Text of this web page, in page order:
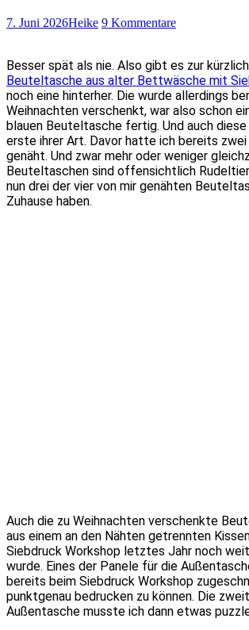
7. Juni 2026Heike 9 Kommentare
Besser spät als nie. Also gibt es zur
Beuteltasche aus alter Bettwäsche mit
noch eine hinterher. Die wurde allerdings
Weihnachten verschenkt, war also schon
blauen Beuteltasche fertig. Und auch
erste ihrer Art. Davor hatte ich bereits
genäht. Und zwar mehr oder weniger
Beuteltaschen sind offensichtlich
nun drei der vier von mir genähten
Zuhause haben.
Auch die zu Weihnachten verschenkte
aus einem an den Nähten getrennten
Siebdruck Workshop letztes Jahr noch
wurde. Eines der Panele für die
bereits beim Siebdruck Workshop
punktgenau bedrucken zu können. Die
Außentasche musste ich dann etwas